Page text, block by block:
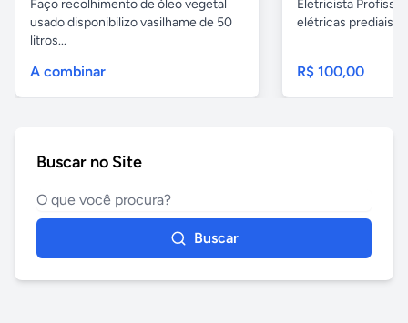
Faço recolhimento de óleo vegetal
usado disponibilizo vasilhame de 50
litros...
A combinar
Eletricista
elétricas prediais e
R$ 100,00
Buscar no Site
Buscar